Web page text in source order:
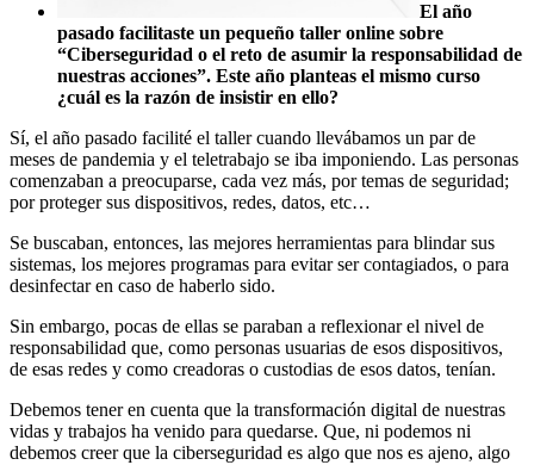
El año
pasado facilitaste un pequeño taller online sobre
“Ciberseguridad o el reto de asumir la responsabilidad de
nuestras acciones”. Este año planteas el mismo curso
¿cuál es la razón de insistir en ello?
Sí, el año pasado facilité el taller cuando llevábamos un par de
meses de pandemia y el teletrabajo se iba imponiendo. Las personas
comenzaban a preocuparse, cada vez más, por temas de seguridad;
por proteger sus dispositivos, redes, datos, etc…
Se buscaban, entonces, las mejores herramientas para blindar sus
sistemas, los mejores programas para evitar ser contagiados, o para
desinfectar en caso de haberlo sido.
Sin embargo, pocas de ellas se paraban a reflexionar el nivel de
responsabilidad que, como personas usuarias de esos dispositivos,
de esas redes y como creadoras o custodias de esos datos, tenían.
Debemos tener en cuenta que la transformación digital de nuestras
vidas y trabajos ha venido para quedarse. Que, ni podemos ni
debemos creer que la ciberseguridad es algo que nos es ajeno, algo